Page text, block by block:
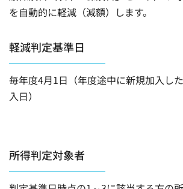
を自動的に軽減（減額）します。
軽減判定基準日
毎年度4月1日（年度途中に新規加入し
入日）
所得判定対象者